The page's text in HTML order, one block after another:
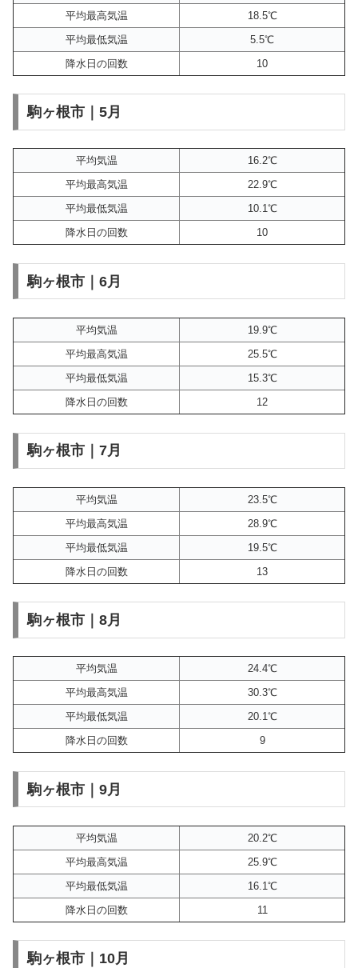
平均最高気温
18.5℃
平均最低気温
5.5℃
降水日の回数
10
駒ヶ根市｜5月
平均気温
16.2℃
平均最高気温
22.9℃
平均最低気温
10.1℃
降水日の回数
10
駒ヶ根市｜6月
平均気温
19.9℃
平均最高気温
25.5℃
平均最低気温
15.3℃
降水日の回数
12
駒ヶ根市｜7月
平均気温
23.5℃
平均最高気温
28.9℃
平均最低気温
19.5℃
降水日の回数
13
駒ヶ根市｜8月
平均気温
24.4℃
平均最高気温
30.3℃
平均最低気温
20.1℃
降水日の回数
9
駒ヶ根市｜9月
平均気温
20.2℃
平均最高気温
25.9℃
平均最低気温
16.1℃
降水日の回数
11
駒ヶ根市｜10月